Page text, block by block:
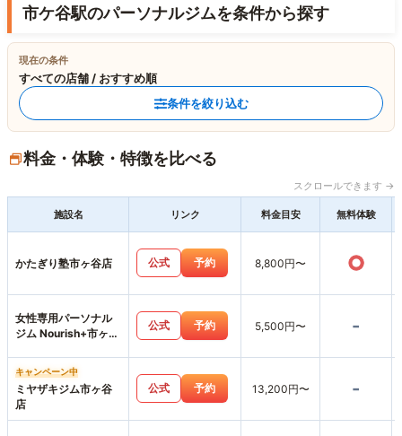
市ケ谷駅のパーソナルジムを条件から探す
現在の条件
すべての店舗 / おすすめ順
条件を絞り込む
料金・体験・特徴を比べる
スクロールできます →
施設名 リンク 料金目安 無料体験
かたぎり塾市ヶ谷店 公式 予約 8,800円〜 ○
女性専用パーソナル
ジム Nourish+市ヶ谷
公式 予約 5,500円〜 -
キャンペーン中
ミヤザキジム市ヶ谷
店
公式 予約 13,200円〜 -